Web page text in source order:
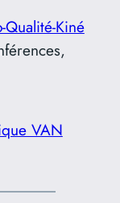
Qualité-Kiné
VAN